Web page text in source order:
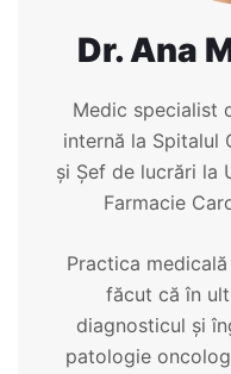
Dr. Ana
Medic specialist
internă la Spitalul
și Șef de lucrări la
Farmacie
Practica
făcut că în
diagnosticul și
patologie